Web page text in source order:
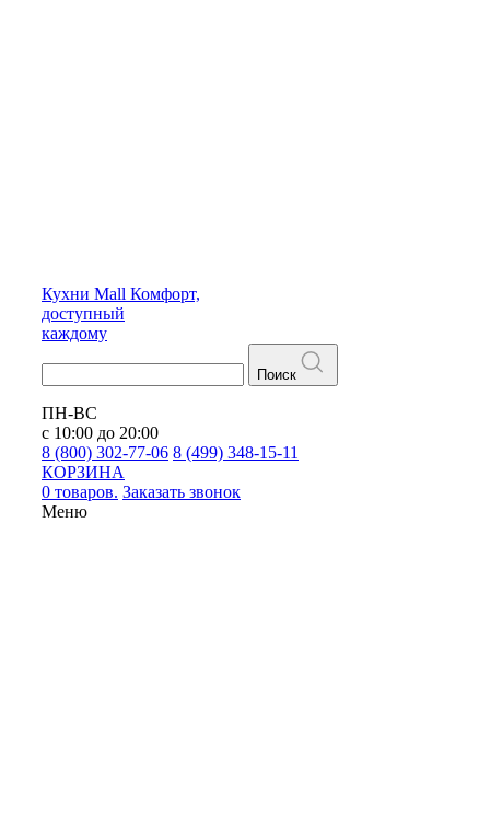
Кухни Mall Комфорт,
доступный
каждому
Поиск
ПН-ВС
с 10:00 до 20:00
8 (800) 302-77-06 8 (499) 348-15-11
КОРЗИНА
0 товаров. Заказать звонок
Меню